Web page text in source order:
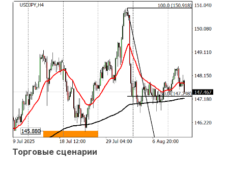
Торговые сценарии